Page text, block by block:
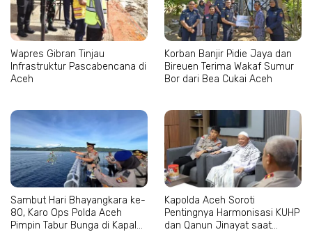
Wapres Gibran Tinjau
Infrastruktur Pascabencana di
Aceh
Korban Banjir Pidie Jaya dan
Bireuen Terima Wakaf Sumur
Bor dari Bea Cukai Aceh
Sambut Hari Bhayangkara ke-
80, Karo Ops Polda Aceh
Pimpin Tabur Bunga di Kapal
Kapolda Aceh Soroti
Pentingnya Harmonisasi KUHP
dan Qanun Jinayat saat